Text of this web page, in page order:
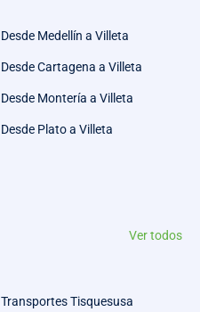
Desde Medellín a Villeta
Desde Cartagena a Villeta
Desde Montería a Villeta
Desde Plato a Villeta
Ver todos
Transportes Tisquesusa